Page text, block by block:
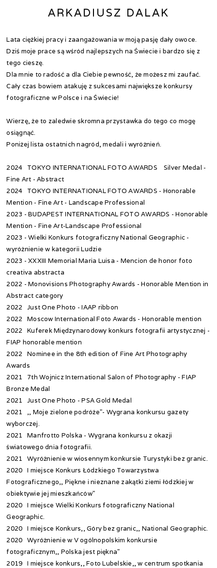
ARKADIUSZ DALAK
Lata ciężkiej pracy i zaangażowania w moją pasję dały owoce.
Dziś moje prace są wśród najlepszych na Świecie i bardzo się z
tego cieszę.
Dla mnie to radość a dla Ciebie pewność, że możesz mi zaufać.
Cały czas bowiem atakuję z sukcesami największe konkursy
fotograficzne w Polsce i na Świecie!
Wierzę, że to zaledwie skromna przystawka do tego co mogę
osiągnąć.
Poniżej lista ostatnich nagród, medali i wyróżnień.
2024 TOKYO INTERNATIONAL FOTO AWARDS Silver Medal -
Fine Art - Abstract
2024 TOKYO INTERNATIONAL FOTO AWARDS - Honorable
Mention - Fine Art - Landscape Professional
2023 - BUDAPEST INTERNATIONAL FOTO AWARDS - Honorable
Mention - Fine Art-Landscape Professional
2023 - Wielki Konkurs fotograficzny National Geographic -
wyróżnienie w kategorii Ludzie
2023 - XXXIII Memorial Maria Luisa - Mencion de honor foto
creativa abstracta
2022 - Monovisions Photography Awards - Honorable Mention in
Abstract category
2022 Just One Photo - IAAP ribbon
2022 Moscow International Foto Awards - Honorable mention
2022 Kuferek Międzynarodowy konkurs fotografii artystycznej -
FIAP honorable mention
2022 Nominee in the 8th edition of Fine Art Photography
Awards
2021 7th Wojnicz International Salon of Photography - FIAP
Bronze Medal
2021 Just One Photo - PSA Gold Medal
2021 ,, Moje zielone podróże"- Wygrana konkursu gazety
wyborczej.
2021 Manfrotto Polska - Wygrana konkursu z okazji
światowego dnia fotografii.
2021 Wyróżnienie w wiosennym konkursie Turystyki bez granic.
2020 I miejsce Konkurs Łódzkiego Towarzystwa
Fotograficznego,, Piękne i nieznane zakątki ziemi łódzkiej w
obiektywie jej mieszkańców"
2020 I miejsce Wielki Konkurs fotograficzny National
Geographic.
2020 I miejsce Konkurs,, Góry bez granic,, National Geographic.
2020 Wyróżnienie w V ogólnopolskim konkursie
fotograficznym,, Polska jest piękna"
2019 I miejsce konkurs,, Foto Lubelskie,, w centrum spotkania